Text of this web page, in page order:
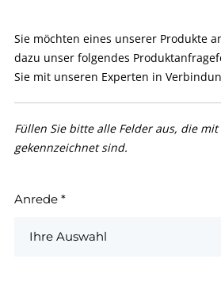
Sie möchten eines unserer Produkte
dazu unser folgendes
Sie mit unseren Experten in
Füllen Sie bitte alle Felder aus, die
gekennzeichnet sind.
Anrede *